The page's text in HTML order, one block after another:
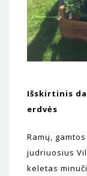
Išskirtinis
erdvės
Ramų,
judriuosius
keletas